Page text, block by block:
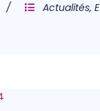
Actualités,